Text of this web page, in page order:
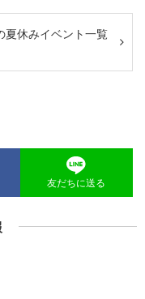
夏休みイベント一覧
友だちに送る